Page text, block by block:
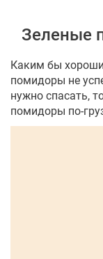
Зеленые
Каким бы
помидоры не
нужно спасать,
помидоры по-